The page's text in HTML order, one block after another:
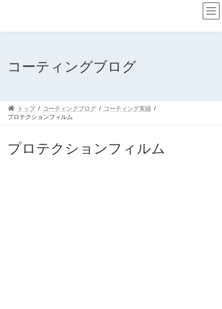
ン
ー
コーティングブログ
トップ コーティングブログ
コーティング実績
プロテクションフィルム
プロテクションフィルム